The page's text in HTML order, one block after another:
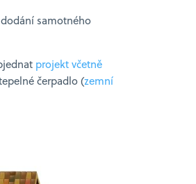
samotného
projekt včetně
čerpadlo (zemní